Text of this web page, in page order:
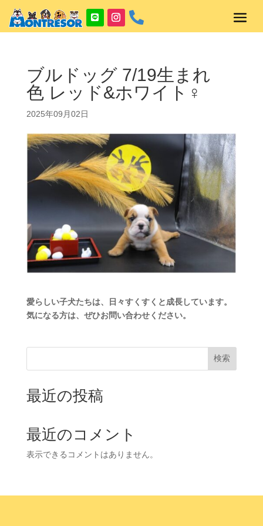

ブルドッグ 7/19生まれ
色 レッド&ホワイト♀
2025年09月02日
愛らしい子犬たちは、日々すくすくと成長しています。
気になる方は、ぜひお問い合わせください。
検索
最近の投稿
最近のコメント
表示できるコメントはありません。